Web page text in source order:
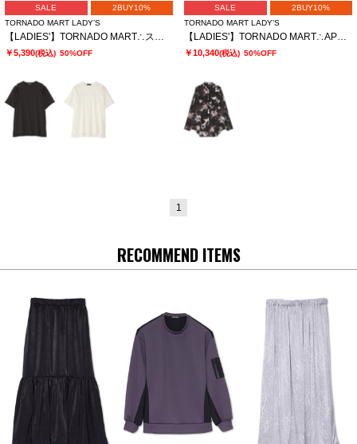
SALE
2BUY10%
TORNADO MART LADY’S
￥5,390(税込) 50%OFF
SALE
2BUY10%
TORNADO MART LADY’S
￥10,340(税込) 50%OFF
1
RECOMMEND ITEMS